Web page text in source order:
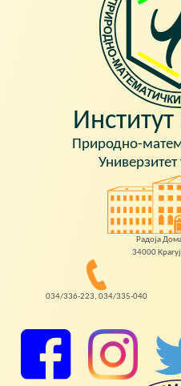
Природно-
Универзитет
Радоја
34000
034/336-223, 034/335-040